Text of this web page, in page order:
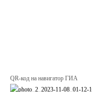
QR-код на навигатор ГИА